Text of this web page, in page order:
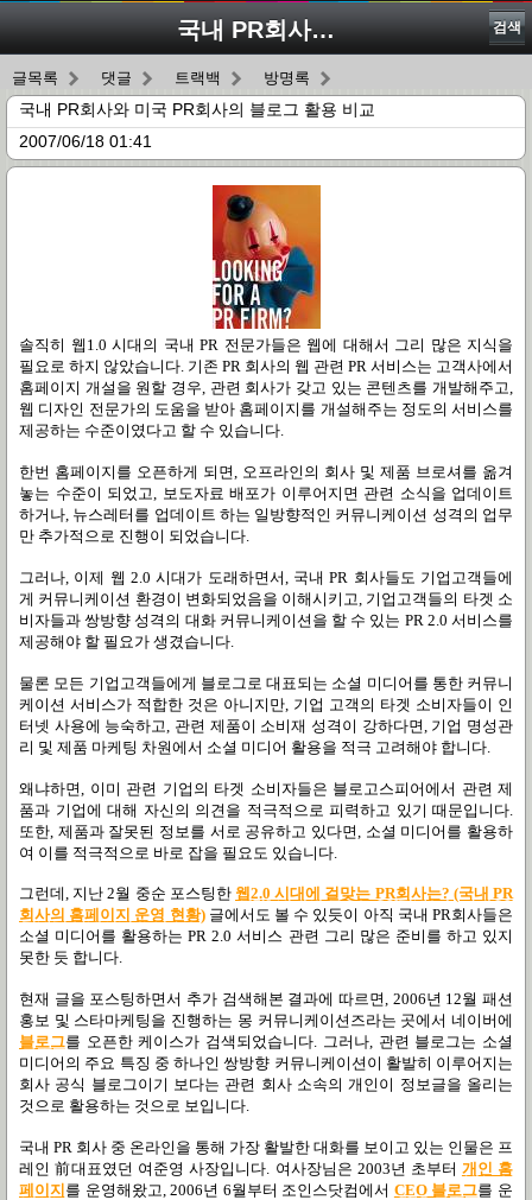
국내 PR회사와 미국 PR회사의 블로그 활용 비교 검색
글목록 댓글 트랙백 방명록
국내 PR회사와 미국 PR회사의 블로그 활용 비교
2007/06/18 01:41
솔직히 웹1.0 시대의 국내 PR 전문가들은 웹에 대해서 그리 많은 지식을
필요로 하지 않았습니다. 기존 PR 회사의 웹 관련 PR 서비스는 고객사에서
홈페이지 개설을 원할 경우, 관련 회사가 갖고 있는 콘텐츠를 개발해주고,
웹 디자인 전문가의 도움을 받아 홈페이지를 개설해주는 정도의 서비스를
제공하는 수준이였다고 할 수 있습니다.
한번 홈페이지를 오픈하게 되면, 오프라인의 회사 및 제품 브로셔를 옮겨
놓는 수준이 되었고, 보도자료 배포가 이루어지면 관련 소식을 업데이트
하거나, 뉴스레터를 업데이트 하는 일방향적인 커뮤니케이션 성격의 업무
만 추가적으로 진행이 되었습니다.
그러나, 이제 웹 2.0 시대가 도래하면서, 국내 PR 회사들도 기업고객들에
게 커뮤니케이션 환경이 변화되었음을 이해시키고, 기업고객들의 타겟 소
비자들과 쌍방향 성격의 대화 커뮤니케이션을 할 수 있는 PR 2.0 서비스를
제공해야 할 필요가 생겼습니다.
물론 모든 기업고객들에게 블로그로 대표되는 소셜 미디어를 통한 커뮤니
케이션 서비스가 적합한 것은 아니지만, 기업 고객의 타겟 소비자들이 인
터넷 사용에 능숙하고, 관련 제품이 소비재 성격이 강하다면, 기업 명성관
리 및 제품 마케팅 차원에서 소셜 미디어 활용을 적극 고려해야 합니다.
왜냐하면, 이미 관련 기업의 타겟 소비자들은 블로고스피어에서 관련 제
품과 기업에 대해 자신의 의견을 적극적으로 피력하고 있기 때문입니다.
또한, 제품과 잘못된 정보를 서로 공유하고 있다면, 소셜 미디어를 활용하
여 이를 적극적으로 바로 잡을 필요도 있습니다.
그런데, 지난 2월 중순 포스팅한 웹2.0 시대에 걸맞는 PR회사는? (국내 PR
회사의 홈페이지 운영 현황)글에서도 볼 수 있듯이 아직 국내 PR회사들은
소셜 미디어를 활용하는 PR 2.0 서비스 관련 그리 많은 준비를 하고 있지
못한 듯 합니다.
현재 글을 포스팅하면서 추가 검색해본 결과에 따르면, 2006년 12월 패션
홍보 및 스타마케팅을 진행하는 몽 커뮤니케이션즈라는 곳에서 네이버에
블로그를 오픈한 케이스가 검색되었습니다. 그러나, 관련 블로그는 소셜
미디어의 주요 특징 중 하나인 쌍방향 커뮤니케이션이 활발히 이루어지는
회사 공식 블로그이기 보다는 관련 회사 소속의 개인이 정보글을 올리는
것으로 활용하는 것으로 보입니다.
국내 PR 회사 중 온라인을 통해 가장 활발한 대화를 보이고 있는 인물은 프
레인 前대표였던 여준영 사장입니다. 여사장님은 2003년 초부터 개인 홈
페이지 를 운영해왔고, 2006년 6월부터 조인스닷컴에서 CEO 블로그를 운